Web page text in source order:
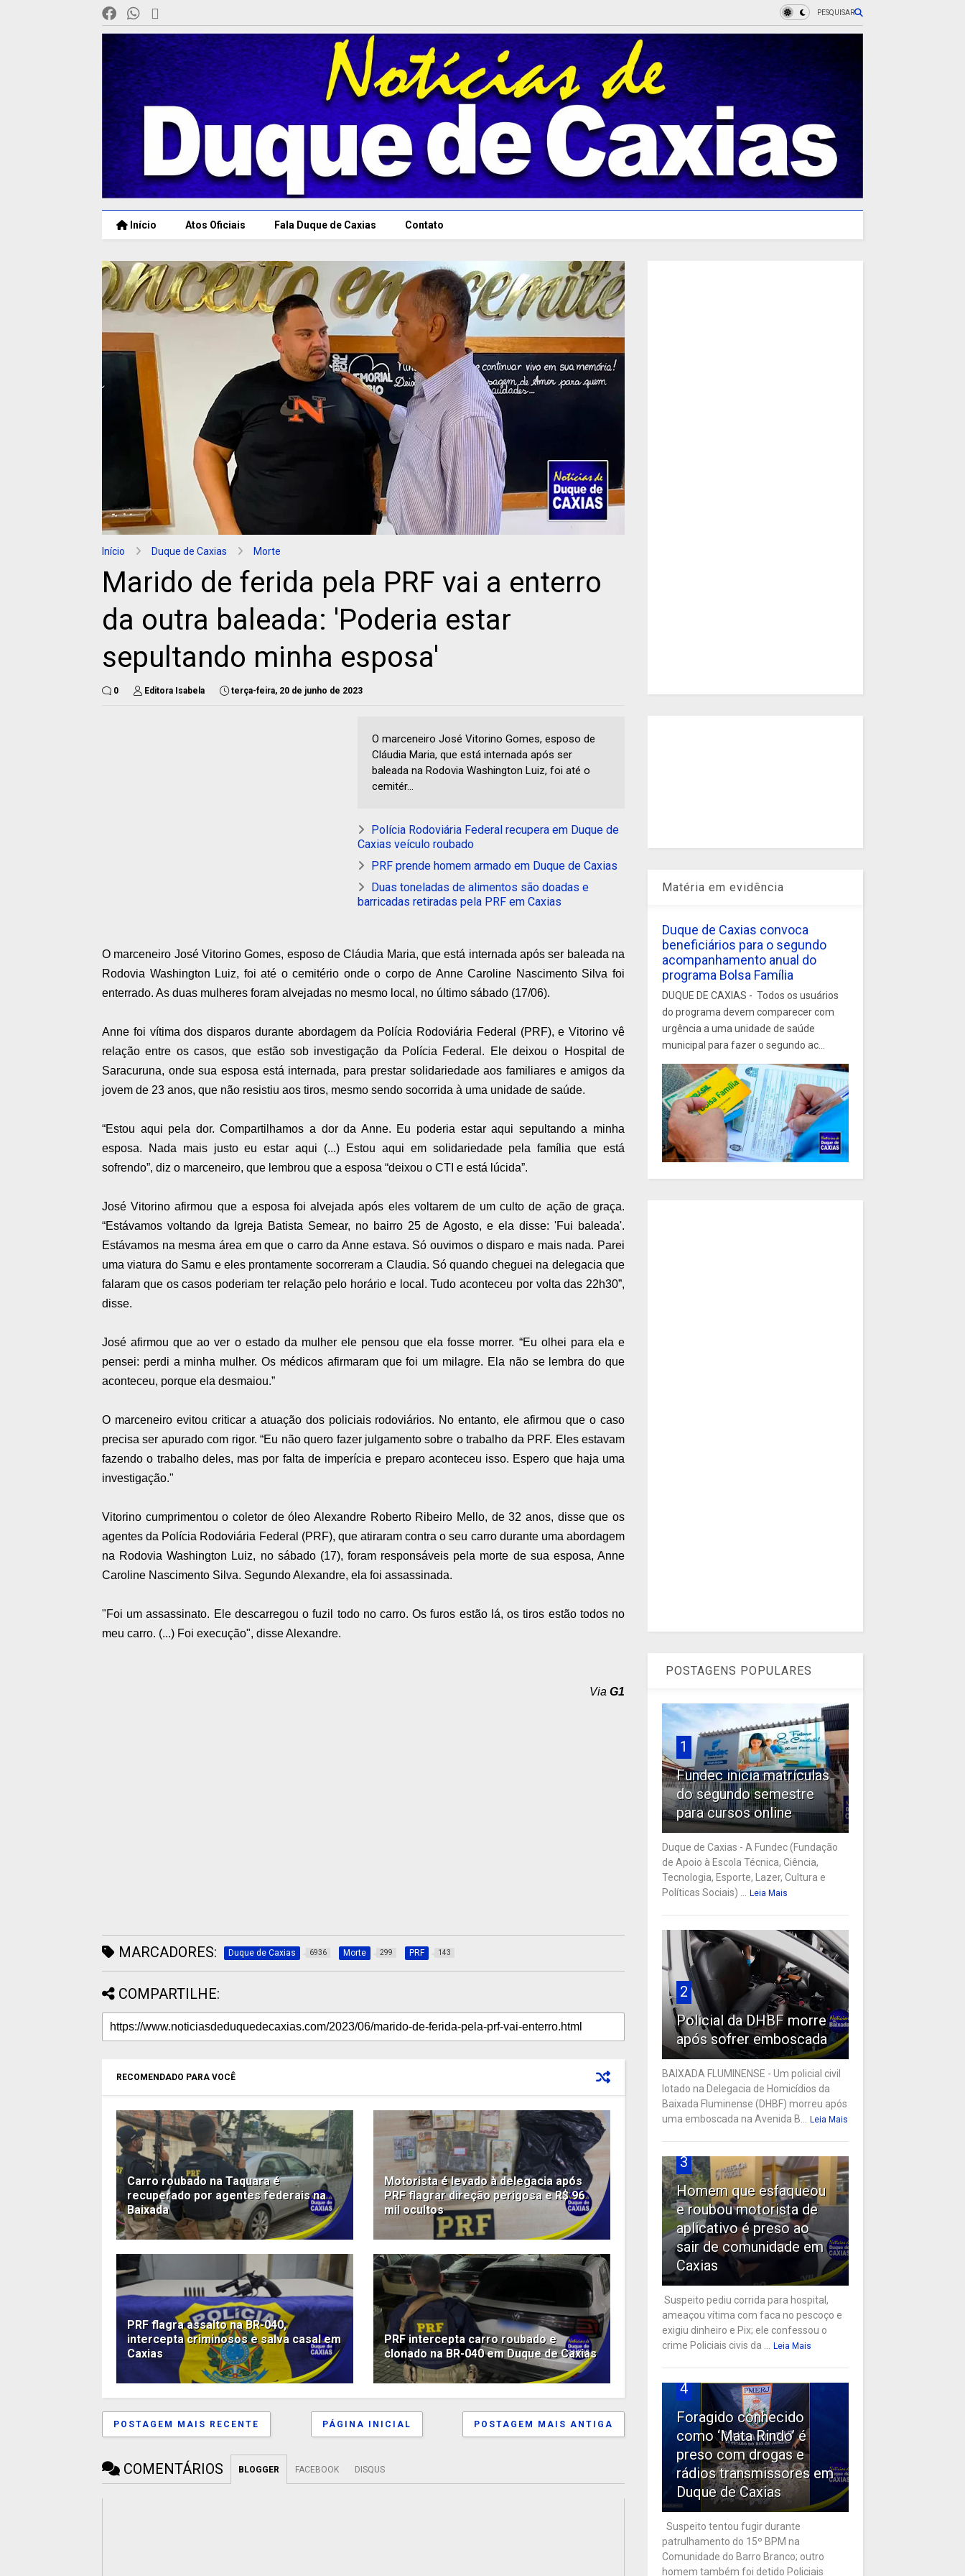
PESQUISAR
Início Atos Oficiais Fala Duque de Caxias Contato
Início Duque de Caxias Morte
Marido de ferida pela PRF vai a enterro
da outra baleada: 'Poderia estar
sepultando minha esposa'
0 Editora Isabela terça-feira, 20 de junho de 2023
O marceneiro José Vitorino Gomes, esposo de
Cláudia Maria, que está internada após ser
baleada na Rodovia Washington Luiz, foi até o
cemitér...
Polícia Rodoviária Federal recupera em Duque de
Caxias veículo roubado
PRF prende homem armado em Duque de Caxias
Duas toneladas de alimentos são doadas e
barricadas retiradas pela PRF em Caxias
O marceneiro José Vitorino Gomes, esposo de Cláudia Maria, que está internada após ser baleada na
Rodovia Washington Luiz, foi até o cemitério onde o corpo de Anne Caroline Nascimento Silva foi
enterrado. As duas mulheres foram alvejadas no mesmo local, no último sábado (17/06).
Anne foi vítima dos disparos durante abordagem da Polícia Rodoviária Federal (PRF), e Vitorino vê
relação entre os casos, que estão sob investigação da Polícia Federal. Ele deixou o Hospital de
Saracuruna, onde sua esposa está internada, para prestar solidariedade aos familiares e amigos da
jovem de 23 anos, que não resistiu aos tiros, mesmo sendo socorrida à uma unidade de saúde.
“Estou aqui pela dor. Compartilhamos a dor da Anne. Eu poderia estar aqui sepultando a minha
esposa. Nada mais justo eu estar aqui (...) Estou aqui em solidariedade pela família que está
sofrendo”, diz o marceneiro, que lembrou que a esposa “deixou o CTI e está lúcida”.
José Vitorino afirmou que a esposa foi alvejada após eles voltarem de um culto de ação de graça.
“Estávamos voltando da Igreja Batista Semear, no bairro 25 de Agosto, e ela disse: 'Fui baleada'.
Estávamos na mesma área em que o carro da Anne estava. Só ouvimos o disparo e mais nada. Parei
uma viatura do Samu e eles prontamente socorreram a Claudia. Só quando cheguei na delegacia que
falaram que os casos poderiam ter relação pelo horário e local. Tudo aconteceu por volta das 22h30”,
disse.
José afirmou que ao ver o estado da mulher ele pensou que ela fosse morrer. “Eu olhei para ela e
pensei: perdi a minha mulher. Os médicos afirmaram que foi um milagre. Ela não se lembra do que
aconteceu, porque ela desmaiou.”
O marceneiro evitou criticar a atuação dos policiais rodoviários. No entanto, ele afirmou que o caso
precisa ser apurado com rigor. “Eu não quero fazer julgamento sobre o trabalho da PRF. Eles estavam
fazendo o trabalho deles, mas por falta de imperícia e preparo aconteceu isso. Espero que haja uma
investigação."
Vitorino cumprimentou o coletor de óleo Alexandre Roberto Ribeiro Mello, de 32 anos, disse que os
agentes da Polícia Rodoviária Federal (PRF), que atiraram contra o seu carro durante uma abordagem
na Rodovia Washington Luiz, no sábado (17), foram responsáveis pela morte de sua esposa, Anne
Caroline Nascimento Silva. Segundo Alexandre, ela foi assassinada.
"Foi um assassinato. Ele descarregou o fuzil todo no carro. Os furos estão lá, os tiros estão todos no
meu carro. (...) Foi execução", disse Alexandre.
Via G1
MARCADORES: Duque de Caxias 6936 Morte 299 PRF 143
COMPARTILHE:
RECOMENDADO PARA VOCÊ
Carro roubado na Taquara é
recuperado por agentes federais na
Baixada
Motorista é levado à delegacia após
PRF flagrar direção perigosa e R$ 96
mil ocultos
PRF flagra assalto na BR-040,
intercepta criminosos e salva casal em
Caxias
PRF intercepta carro roubado e
clonado na BR-040 em Duque de Caxias
POSTAGEM MAIS RECENTE POSTAGEM MAIS ANTIGA
PÁGINA INICIAL
COMENTÁRIOS BLOGGER FACEBOOK DISQUS
Matéria em evidência
Duque de Caxias convoca
beneficiários para o segundo
acompanhamento anual do
programa Bolsa Família
DUQUE DE CAXIAS - Todos os usuários
do programa devem comparecer com
urgência a uma unidade de saúde
municipal para fazer o segundo ac...
POSTAGENS POPULARES
1
Fundec inicia matrículas
do segundo semestre
para cursos online
Duque de Caxias - A Fundec (Fundação
de Apoio à Escola Técnica, Ciência,
Tecnologia, Esporte, Lazer, Cultura e
Políticas Sociais) ...
Leia Mais
2
Policial da DHBF morre
após sofrer emboscada
BAIXADA FLUMINENSE - Um policial civil
lotado na Delegacia de Homicídios da
Baixada Fluminense (DHBF) morreu após
uma emboscada na Avenida B...
Leia Mais
3
Homem que esfaqueou
e roubou motorista de
aplicativo é preso ao
sair de comunidade em
Caxias
Suspeito pediu corrida para hospital,
ameaçou vítima com faca no pescoço e
exigiu dinheiro e Pix; ele confessou o
crime Policiais civis da ...
Leia Mais
4
Foragido conhecido
como ‘Mata Rindo’ é
preso com drogas e
rádios transmissores em
Duque de Caxias
Suspeito tentou fugir durante
patrulhamento do 15º BPM na
Comunidade do Barro Branco; outro
homem também foi detido Policiais